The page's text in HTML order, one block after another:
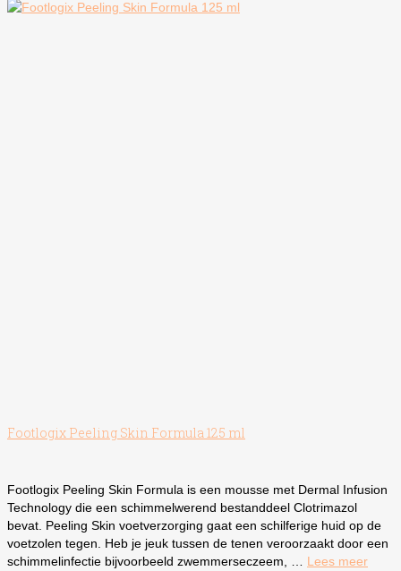
Footlogix Peeling Skin Formula 125 ml
Footlogix Peeling Skin Formula is een mousse met Dermal Infusion
Technology die een schimmelwerend bestanddeel Clotrimazol
bevat. Peeling Skin voetverzorging gaat een schilferige huid op de
voetzolen tegen. Heb je jeuk tussen de tenen veroorzaakt door een
schimmelinfectie bijvoorbeeld zwemmerseczeem, … Lees meer